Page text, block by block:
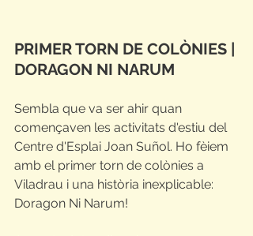
PRIMER TORN DE COLÒNIES |
DORAGON NI NARUM
Sembla que va ser ahir quan
començaven les activitats d'estiu del
Centre d'Esplai Joan Suñol. Ho fèiem
amb el primer torn de colònies a
Viladrau i una història inexplicable:
Doragon Ni Narum!